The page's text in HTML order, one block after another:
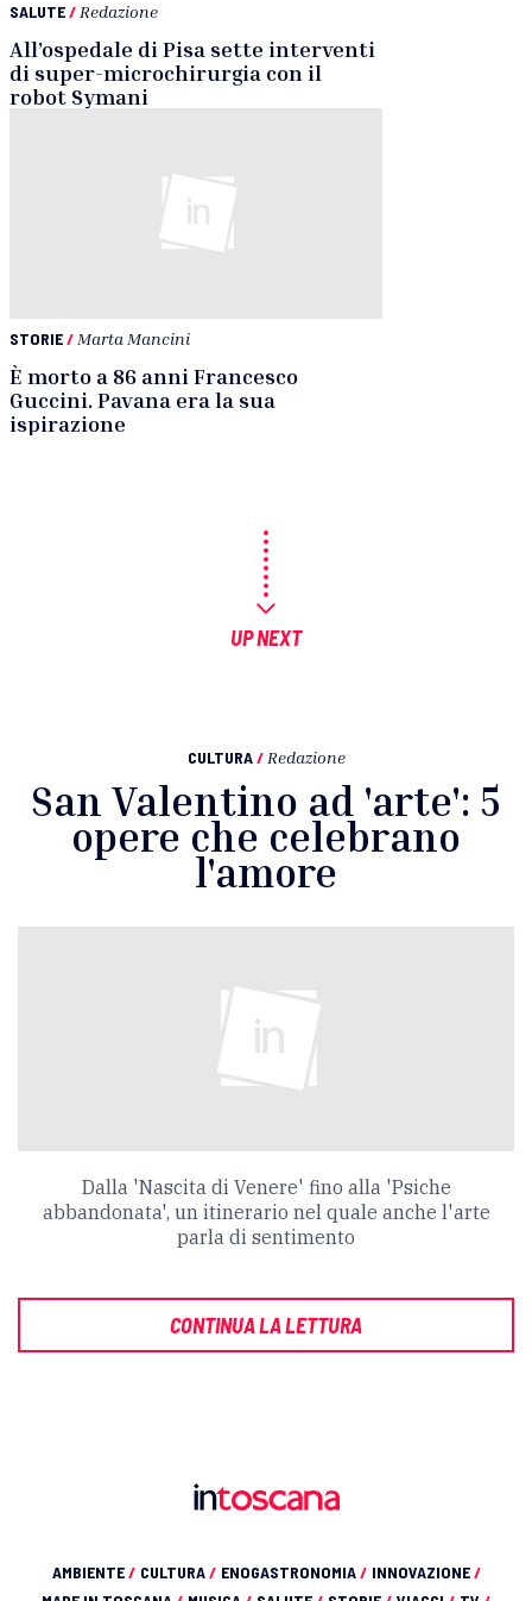
SALUTE/ Redazione
All’ospedale di Pisa sette interventi
di super-microchirurgia con il
robot Symani
STORIE/ Marta Mancini
È morto a 86 anni Francesco
Guccini. Pavana era la sua
ispirazione
UP NEXT
CULTURA / Redazione
San Valentino ad 'arte': 5
opere che celebrano
l'amore
Dalla 'Nascita di Venere' fino alla 'Psiche
abbandonata', un itinerario nel quale anche l'arte
parla di sentimento
CONTINUA LA LETTURA
AMBIENTE/ CULTURA/ ENOGASTRONOMIA/ INNOVAZIONE/